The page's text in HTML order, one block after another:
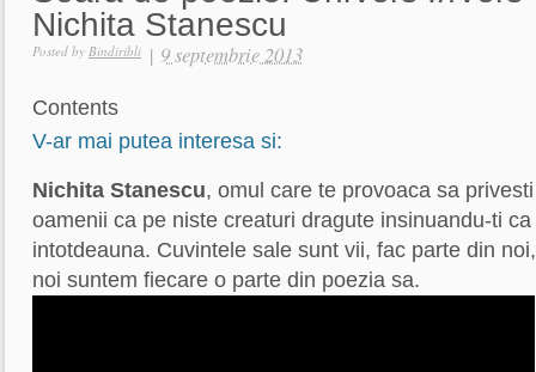
Nichita Stanescu
Posted by Bindiribli | 9 septembrie 2013
Contents
V-ar mai putea interesa si:
Nichita Stanescu, omul care te provoaca sa
oamenii ca pe niste creaturi dragute insinuandu-ti
intotdeauna. Cuvintele sale sunt vii, fac parte din
noi suntem fiecare o parte din poezia sa.